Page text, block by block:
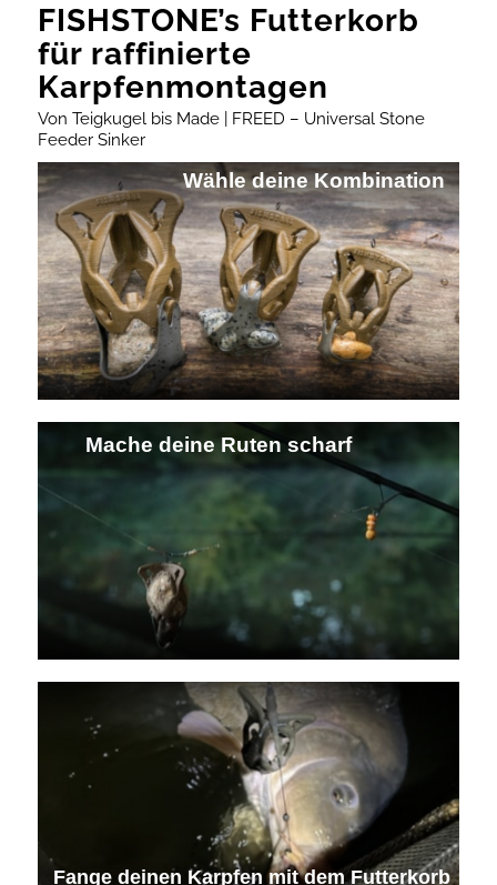
FISHSTONE’s Futterkorb
für raffinierte
Karpfenmontagen
Von Teigkugel bis Made | FREED – Universal Stone
Feeder Sinker
Wähle deine Kombination
Mache deine Ruten scharf
Fange deinen Karpfen mit dem Futterkorb